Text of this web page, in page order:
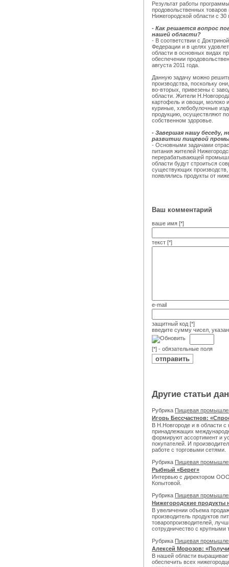
Результат работы
продовольственных товаров
Нижегородской области с 30
- Как решается вопрос
нашей области?
- В соответствии с
Федерации и в целях
области в основных видах
обеспечении
августа 2011 года.
Данную задачу можно
производства, поскольку
во-вторых, привезены с
области. Жители
картофель и овощи, молоко
куриные, хлебобулочные
продукцию, осуществляют
собственном здоровье.
- Завершая нашу беседу,
развитии пищевой
- Основными задачами
питания жителей
перерабатывающей
области будут строиться
существующих
появлялись продукты от
Ваш комментарий
ваше имя [*]
текст [*]
e-mail
защитный код [*]
введите сумму чисел,
[*] - обязательные поля
Другие статьи
Рубрика Пищевая
Игорь Бессчастнов:
В Н.Новгороде и в области с
принадлежащих
формируют ассортимент и
покупателей. И
работе с торговыми сетями.
Рубрика Пищевая
Рыбный «Берег»
Интервью с директором
Копытовой.
Рубрика Пищевая
Нижегородские продукты
В увеличении объема
производитель продуктов
товаропроизводителей,
сотрудничество с крупными
Рубрика Пищевая
Алексей Морозов:
В нашей области
обеспечить всех